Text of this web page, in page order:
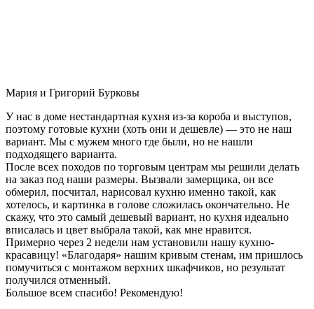
Мария и Григорий Бурковы
У нас в доме нестандартная кухня из-за короба и выступов,
поэтому готовые кухни (хоть они и дешевле) — это не наш
вариант. Мы с мужем много где были, но не нашли
подходящего варианта.
После всех походов по торговым центрам мы решили делать
на заказ под наши размеры. Вызвали замерщика, он все
обмерил, посчитал, нарисовал кухню именно такой, как
хотелось, и картинка в голове сложилась окончательно. Не
скажу, что это самый дешевый вариант, но кухня идеально
вписалась и цвет выбрала такой, как мне нравится.
Примерно через 2 недели нам установили нашу кухню-
красавицу! «Благодаря» нашим кривым стенам, им пришлось
помучиться с монтажом верхних шкафчиков, но результат
получился отменный.
Большое всем спасибо! Рекомендую!